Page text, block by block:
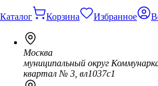
Каталог Корзина Избранное
Москва
муниципальный округ
квартал № 3, вл1037с1